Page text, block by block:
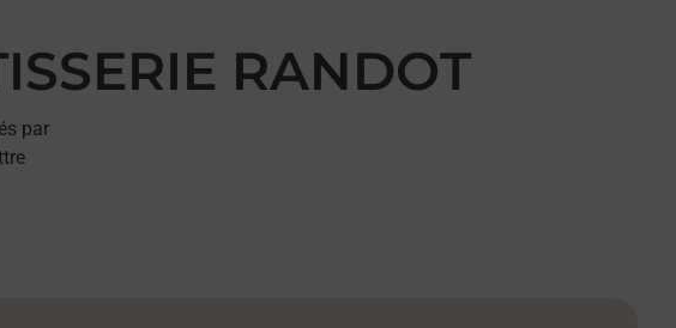
RANDOT
par